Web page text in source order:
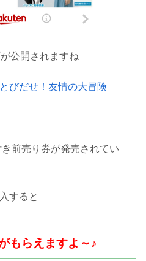
公開されますね
びだせ！友情の大冒険
前売り券が発売されてい
すると
もらえますよ～♪